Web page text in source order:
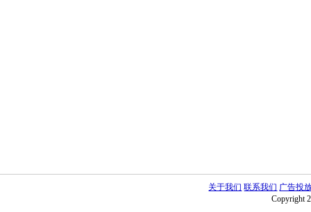
关于我们 联系我们 广告投
Copyright